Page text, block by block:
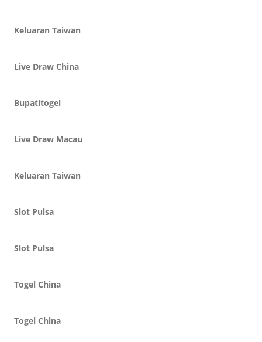
Keluaran Taiwan
Live Draw China
Bupatitogel
Live Draw Macau
Keluaran Taiwan
Slot Pulsa
Slot Pulsa
Togel China
Togel China